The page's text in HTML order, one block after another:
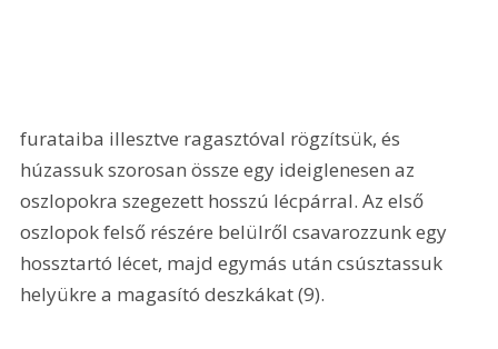
furataiba illesztve ragasztóval rögzítsük, és
húzassuk szorosan össze egy ideiglenesen az
oszlopokra szegezett hosszú lécpárral. Az első
oszlopok felső részére belülről csavarozzunk egy
hossztartó lécet, majd egymás után csúsztassuk
helyükre a magasító deszkákat (9).